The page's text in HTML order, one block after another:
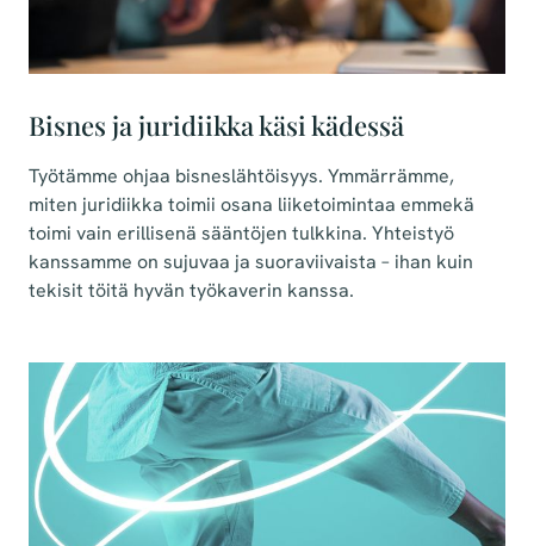
Bisnes ja juridiikka käsi kädessä
Työtämme ohjaa bisneslähtöisyys. Ymmärrämme,
miten juridiikka toimii osana liiketoimintaa emmekä
toimi vain erillisenä sääntöjen tulkkina. Yhteistyö
kanssamme on sujuvaa ja suoraviivaista – ihan kuin
tekisit töitä hyvän työkaverin kanssa.